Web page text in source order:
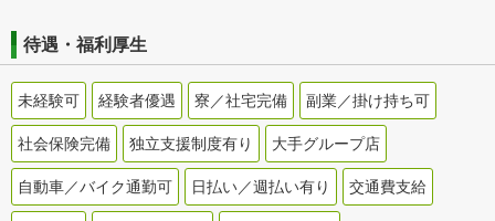
待遇・福利厚生
未経験可 経験者優遇 寮／社宅完備 副業／掛け持ち可
社会保険完備 独立支援制度有り 大手グループ店
自動車／バイク通勤可 日払い／週払い有り 交通費支給